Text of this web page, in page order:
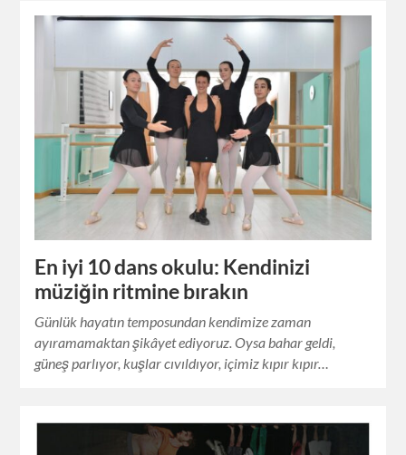
En iyi 10 dans okulu: Kendinizi
müziğin ritmine bırakın
Günlük hayatın temposundan kendimize zaman
ayıramamaktan şikâyet ediyoruz. Oysa bahar geldi,
güneş parlıyor, kuşlar cıvıldıyor, içimiz kıpır kıpır…